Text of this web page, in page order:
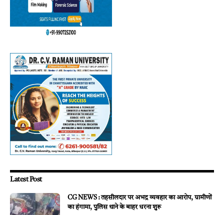
Latest Post
CG NEWS : तहसीलदार पर अभद्र व्यवहार का आरोप, ग्रामीणों
का हंगामा, पुलिस थाने के बाहर धरना शुरू